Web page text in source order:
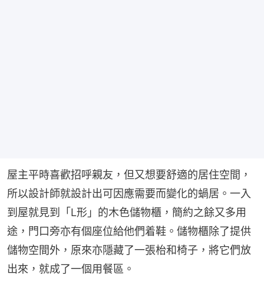
屋主平時喜歡招呼親友，但又想要舒適的居住空間，
所以設計師就設計出可因應需要而變化的蝸居。一入
到屋就見到「L形」的木色儲物櫃，簡約之餘又多用
途，門口旁亦有個座位給他們着鞋。儲物櫃除了提供
儲物空間外，原來亦隱藏了一張枱和椅子，將它們放
出來，就成了一個用餐區。